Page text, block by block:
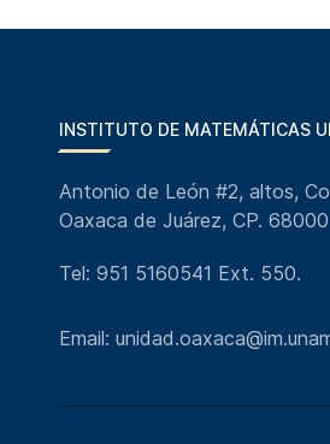
INSTITUTO DE MATEMÁTICAS
Antonio de León #2, altos,
Oaxaca de Juárez, CP. 68000
Tel: 951 5160541 Ext. 550.
Email: